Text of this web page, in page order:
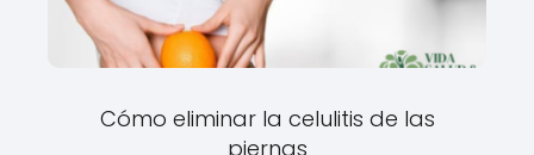
Cómo eliminar la celulitis de las
piernas